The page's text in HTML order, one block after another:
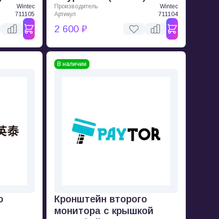
Wintec
711105
Производитель
Wintec
Артикул
711104
2 600 ₽
В наличии
Кронштейн второго
монитора с крышкой